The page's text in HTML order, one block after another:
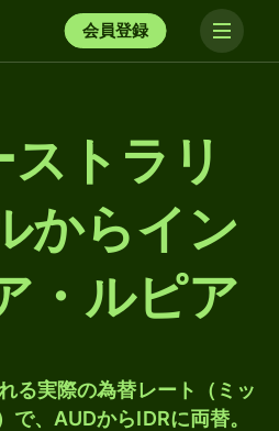
会員登録
トラリ
からイン
・ルピア
る実際の為替レート（ミッ
で、AUDからIDRに両替。